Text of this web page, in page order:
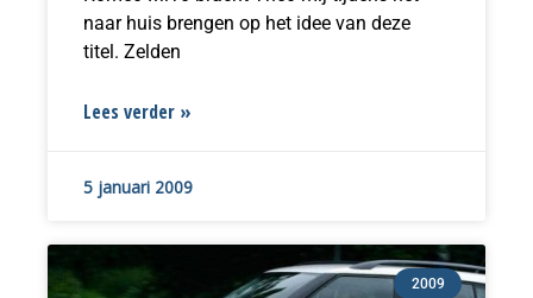
naar huis brengen op het idee van deze
titel. Zelden
Lees verder »
5 januari 2009
2009